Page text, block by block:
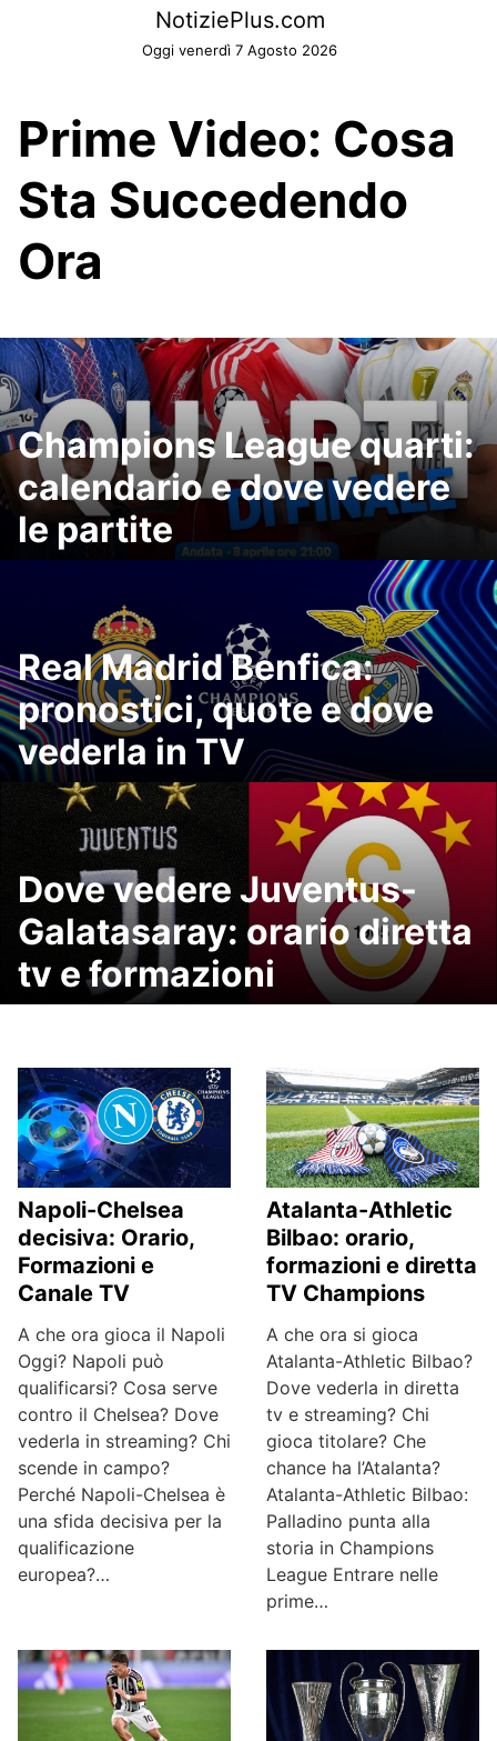
NotiziePlus.com
Oggi venerdì 7 Agosto 2026
Prime Video: Cosa
Sta Succedendo
Ora
Champions League quarti:
calendario e dove vedere
le partite
Real Madrid Benfica:
pronostici, quote e dove
vederla in TV
Dove vedere Juventus-
Galatasaray: orario diretta
tv e formazioni
Napoli-Chelsea
decisiva: Orario,
Formazioni e
Canale TV
A che ora gioca il Napoli
Oggi? Napoli può
qualificarsi? Cosa serve
contro il Chelsea? Dove
vederla in streaming? Chi
scende in campo?
Perché Napoli-Chelsea è
una sfida decisiva per la
qualificazione
europea?…
Atalanta-Athletic
Bilbao: orario,
formazioni e diretta
TV Champions
A che ora si gioca
Atalanta-Athletic Bilbao?
Dove vederla in diretta
tv e streaming? Chi
gioca titolare? Che
chance ha l’Atalanta?
Atalanta-Athletic Bilbao:
Palladino punta alla
storia in Champions
League Entrare nelle
prime…